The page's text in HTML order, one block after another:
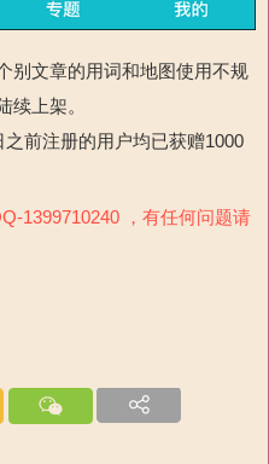
别文章的用词和地图使用不规
续上架。
前注册的用户均已获赠1000
1399710240 ，有任何问题请